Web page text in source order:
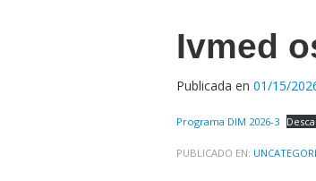
Ivmed
Publicada en 01/15/
Programa DIM 2026-3
PUBLICADO EN: